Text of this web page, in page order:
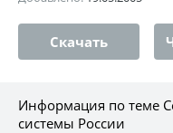
Скачать
Информация по теме
системы России